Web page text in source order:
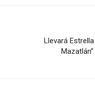
Llevará